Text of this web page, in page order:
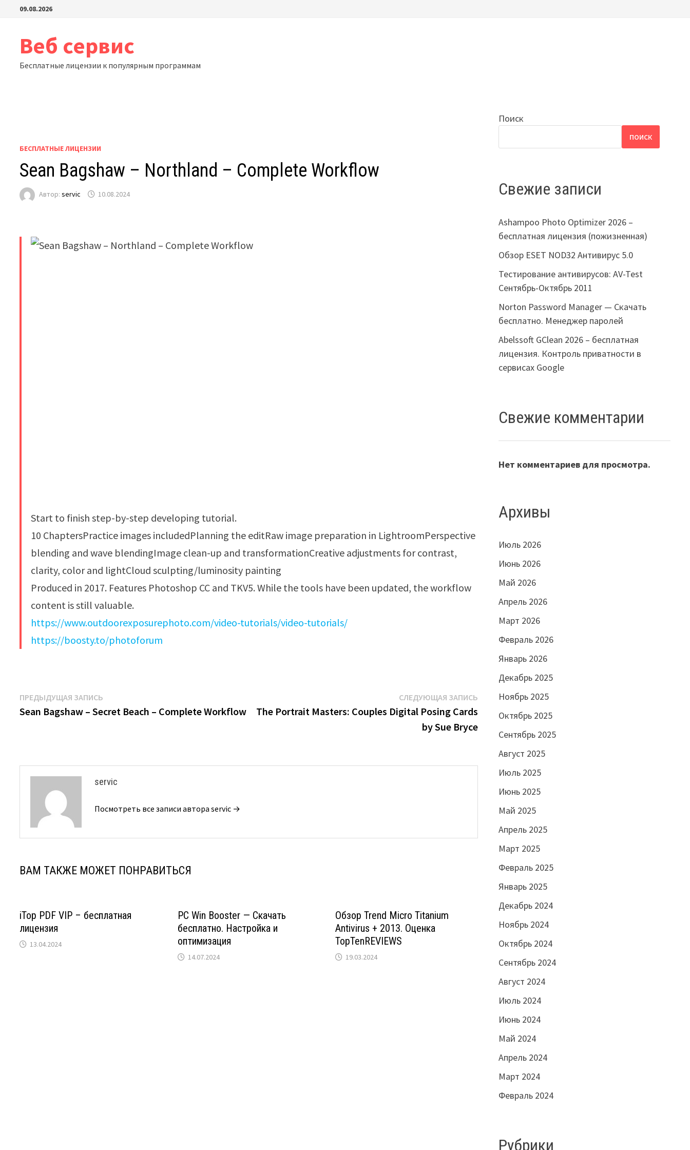
Перейти
содержимому
09.08.2026
Веб сервис
Бесплатные лицензии к популярным программам
БЕСПЛАТНЫЕ ЛИЦЕНЗИИ
Sean Bagshaw – Northland – Complete Workflow
Автор:servic 10.08.2024
Start to finish step-by-step developing tutorial.
10 ChaptersPractice images includedPlanning the editRaw image preparation in LightroomPerspective
blending and wave blendingImage clean-up and transformationCreative adjustments for contrast,
clarity, color and lightCloud sculpting/luminosity painting
Produced in 2017. Features Photoshop CC and TKV5. While the tools have been updated, the workflow
content is still valuable.
https://www.outdoorexposurephoto.com/video-tutorials/video-tutorials/
https://boosty.to/photoforum
Навигация
по
ПРЕДЫДУЩАЯ ЗАПИСЬ
запись:
Sean Bagshaw – Secret Beach – Complete Workflow
СЛЕДУЮЩАЯ ЗАПИСЬСледующая
запись:
The Portrait Masters: Couples Digital Posing Cards
by Sue Bryce
servic
Посмотреть все записи автора servic →
ВАМ ТАКЖЕ МОЖЕТ ПОНРАВИТЬСЯ
iTop PDF VIP – бесплатная
лицензия
13.04.2024
PC Win Booster — Скачать
бесплатно. Настройка и
оптимизация
14.07.2024
Обзор Trend Micro Titanium
Antivirus + 2013. Оценка
TopTenREVIEWS
19.03.2024
Поиск
ПОИСК
Свежие записи
Ashampoo Photo Optimizer 2026 –
бесплатная лицензия (пожизненная)
Обзор ESET NOD32 Антивирус 5.0
Тестирование антивирусов: AV-Test
Сентябрь-Октябрь 2011
Norton Password Manager — Скачать
бесплатно. Менеджер паролей
Abelssoft GClean 2026 – бесплатная
лицензия. Контроль приватности в
сервисах Google
Свежие комментарии
Нет комментариев для просмотра.
Архивы
Июль 2026
Июнь 2026
Май 2026
Апрель 2026
Март 2026
Февраль 2026
Январь 2026
Декабрь 2025
Ноябрь 2025
Октябрь 2025
Сентябрь 2025
Август 2025
Июль 2025
Июнь 2025
Май 2025
Апрель 2025
Март 2025
Февраль 2025
Январь 2025
Декабрь 2024
Ноябрь 2024
Октябрь 2024
Сентябрь 2024
Август 2024
Июль 2024
Июнь 2024
Май 2024
Апрель 2024
Март 2024
Февраль 2024
Рубрики